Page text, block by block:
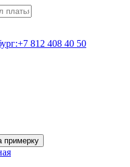
+7 812 408 40 50
примерку